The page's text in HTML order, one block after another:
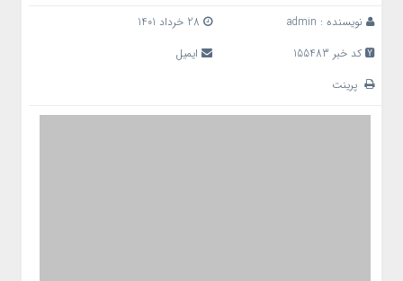
نویسنده : admin
کد خبر 155483
ایمیل
پرینت